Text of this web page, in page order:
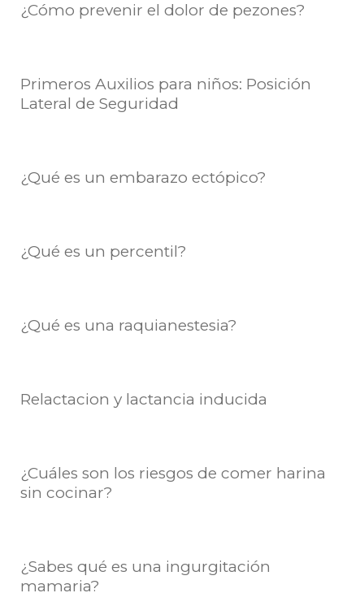
¿Cómo prevenir el dolor de pezones?
Primeros Auxilios para niños: Posición
Lateral de Seguridad
¿Qué es un embarazo ectópico?
¿Qué es un percentil?
¿Qué es una raquianestesia?
Relactacion y lactancia inducida
¿Cuáles son los riesgos de comer harina
sin cocinar?
¿Sabes qué es una ingurgitación
mamaria?